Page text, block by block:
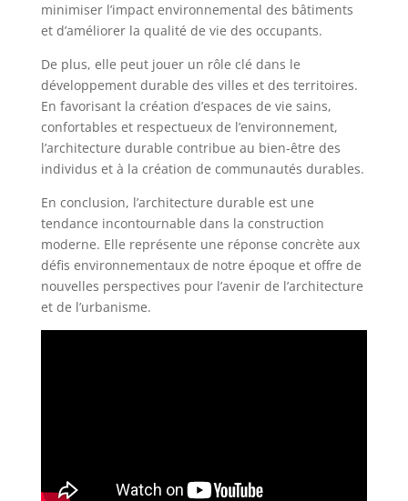
minimiser l’impact environnemental des bâtiments
et d’améliorer la qualité de vie des occupants.
De plus, elle peut jouer un rôle clé dans le
développement durable des villes et des territoires.
En favorisant la création d’espaces de vie sains,
confortables et respectueux de l’environnement,
l’architecture durable contribue au bien-être des
individus et à la création de communautés durables.
En conclusion, l’architecture durable est une
tendance incontournable dans la construction
moderne. Elle représente une réponse concrète aux
défis environnementaux de notre époque et offre de
nouvelles perspectives pour l’avenir de l’architecture
et de l’urbanisme.